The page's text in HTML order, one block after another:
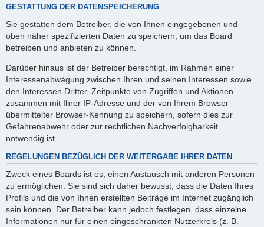
GESTATTUNG DER DATENSPEICHERUNG
Sie gestatten dem Betreiber, die von Ihnen eingegebenen und
oben näher spezifizierten Daten zu speichern, um das Board
betreiben und anbieten zu können.
Darüber hinaus ist der Betreiber berechtigt, im Rahmen einer
Interessenabwägung zwischen Ihren und seinen Interessen sowie
den Interessen Dritter, Zeitpunkte von Zugriffen und Aktionen
zusammen mit Ihrer IP-Adresse und der von Ihrem Browser
übermittelter Browser-Kennung zu speichern, sofern dies zur
Gefahrenabwehr oder zur rechtlichen Nachverfolgbarkeit
notwendig ist.
REGELUNGEN BEZÜGLICH DER WEITERGABE IHRER DATEN
Zweck eines Boards ist es, einen Austausch mit anderen Personen
zu ermöglichen. Sie sind sich daher bewusst, dass die Daten Ihres
Profils und die von Ihnen erstellten Beiträge im Internet zugänglich
sein können. Der Betreiber kann jedoch festlegen, dass einzelne
Informationen nur für einen eingeschränkten Nutzerkreis (z. B.